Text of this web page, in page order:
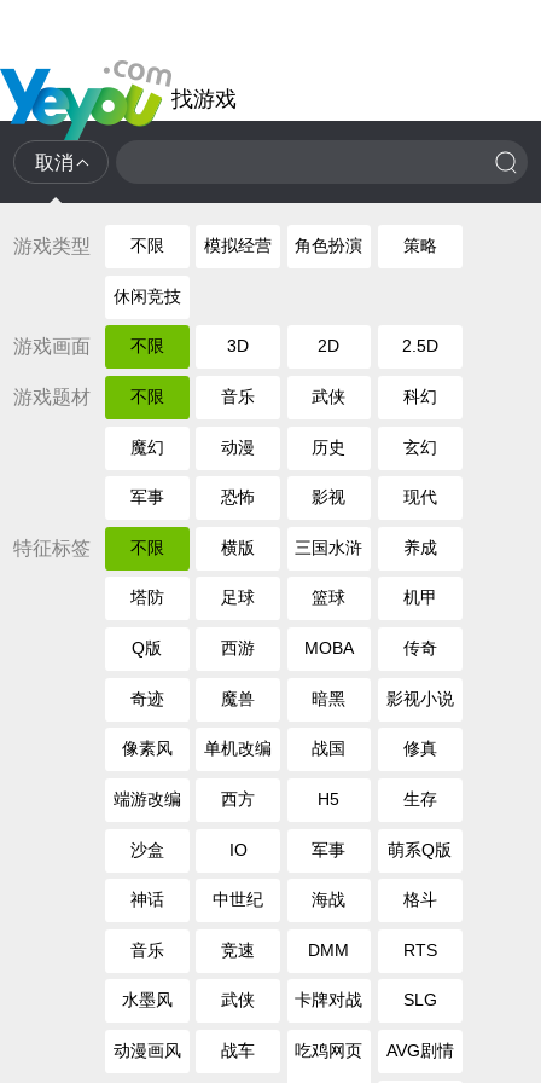
找游戏
取消
游戏类型 不限 模拟经营 角色扮演 策略
休闲竞技
游戏画面 不限 3D 2D 2.5D
游戏题材 不限 音乐 武侠 科幻
魔幻 动漫 历史 玄幻
军事 恐怖 影视 现代
特征标签 不限 横版 三国水浒 养成
塔防 足球 篮球 机甲
Q版 西游 MOBA 传奇
奇迹 魔兽 暗黑 影视小说
像素风 单机改编 战国 修真
端游改编 西方 H5 生存
沙盒 IO 军事 萌系Q版
神话 中世纪 海战 格斗
音乐 竞速 DMM RTS
水墨风 武侠 卡牌对战 SLG
动漫画风 战车 吃鸡网页 AVG剧情